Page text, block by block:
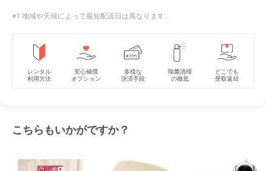
※1 地域や天候によって最短配送日は異なります。
レンタル
利用方法
安心補償
オプション
多様な
決済手段
除菌清掃
の徹底
どこでも
受取返却
こちらもいかがですか？